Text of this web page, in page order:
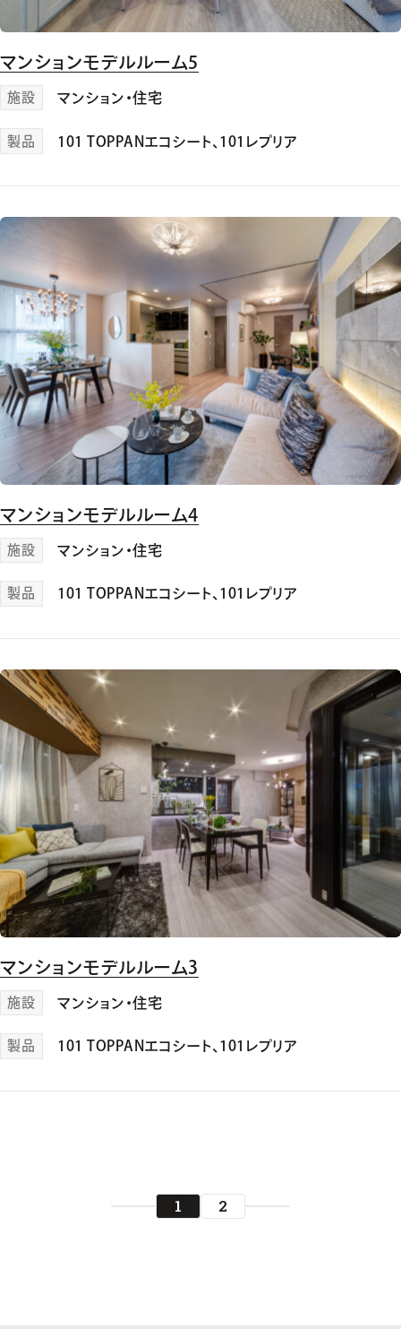
マンションモデルルーム5
施設 マンション・住宅
製品 101 TOPPANエコシート、 101レプリア
マンションモデルルーム4
施設 マンション・住宅
製品 101 TOPPANエコシート、 101レプリア
マンションモデルルーム3
施設 マンション・住宅
製品 101 TOPPANエコシート、 101レプリア
1 2